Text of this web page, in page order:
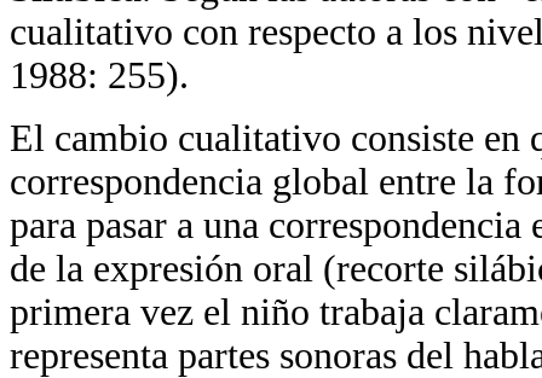
cualitativo con respecto a los
1988: 255).
El cambio cualitativo consiste en
correspondencia global entre la
para pasar a una
de la expresión oral (recorte
primera vez el niño trabaja
representa partes sonoras del